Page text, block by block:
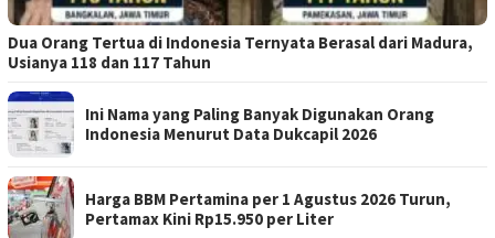
Dua Orang Tertua di Indonesia Ternyata Berasal dari Madura,
Usianya 118 dan 117 Tahun
Ini Nama yang Paling Banyak Digunakan Orang
Indonesia Menurut Data Dukcapil 2026
Harga BBM Pertamina per 1 Agustus 2026 Turun,
Pertamax Kini Rp15.950 per Liter